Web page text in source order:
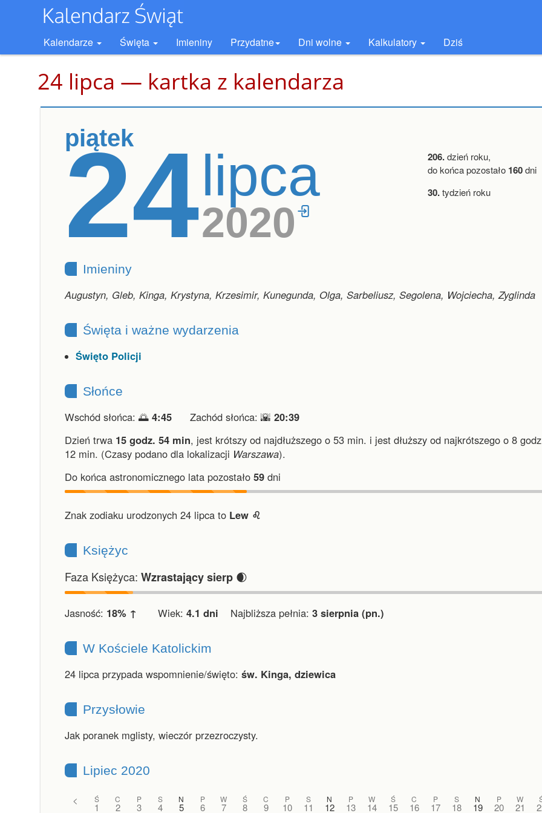
Kalendarze Święta Imieniny Przydatne Dni wolne Kalkulatory Dziś
24 lipca — kartka z kalendarza
piątek
24lipca
2020
206.dzień roku,
do końca pozostało 160dni
30.tydzień roku
Imieniny
Augustyn, Gleb, Kinga, Krystyna, Krzesimir, Kunegunda, Olga, Sarbeliusz, Segolena, Wojciecha, Zyglinda
Święta i ważne wydarzenia
Święto Policji
Słońce
Wschód słońca: 🌅 4:45 Zachód słońca: 🌇 20:39
Dzień trwa 15 godz. 54 min, jest krótszy od najdłuższego o 53 min. i jest dłuższy od najkrótszego o 8
12 min. (Czasy podano dla lokalizacji Warszawa).
Do końca astronomicznego lata pozostało 59 dni
Znak zodiaku urodzonych 24 lipca to Lew ♌︎
Księżyc
Faza Księżyca: Wzrastający sierp 🌒
Jasność: 18% ↑ Wiek: 4.1 dni Najbliższa pełnia: 3 sierpnia (pn.)
W Kościele Katolickim
24 lipca przypada wspomnienie/święto: św. Kinga, dziewica
Przysłowie
Jak poranek mglisty, wieczór przezroczysty.
Lipiec 2020
< Ś
1
C
2
P
3
S
4
N
5
P
6
W
7
Ś
8
C
9
P
10
S
11
N
12
P
13
W
14
Ś
15
C
16
P
17
S
18
N
19
P
20
W
21